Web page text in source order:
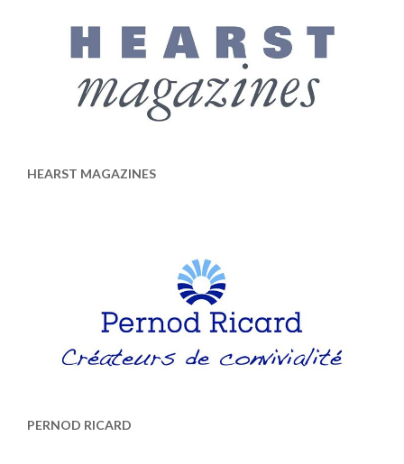
HEARST MAGAZINES
PERNOD RICARD